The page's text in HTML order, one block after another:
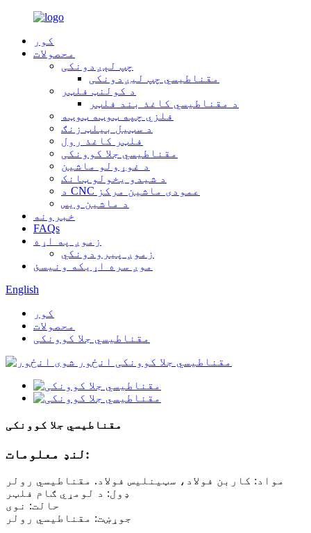
کور
محصولات
چپ لېږدونکی
مقناطیسي چپ لیږدونکی
د کولنټ فلټر
د مقناطیسي کاغذ بند فلټر
فلزي چپه ټوټه ټوټه
د سټیل بیلټ زنګ
فلټر کاغذ رول
مقناطیسي جلا کوونکی
د غوړولو ماشین
د شیدو یخولو ټانک
د CNC عمودی ماشین مرکز
د ماشین ویس
خبرونه
FAQs
زموږ په اړه
زموږ پیرودونکي
موږ سره اړیکه ونیسئ
English
کور
محصولات
مقناطیسي جلا کوونکی
مقناطیسي جلا کوونکی
لنډ معلومات:
مواد: کاربن فولاد، سټینلیس فولاد. مقناطیسي رولر
ډول: د لومړي ګام فلټر
حالت: نوی
جوړښت: مقناطیسي رولر